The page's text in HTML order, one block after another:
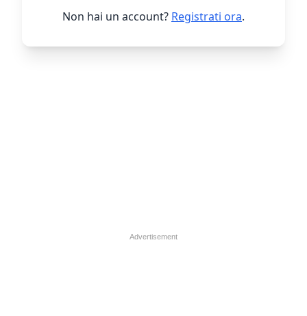
Non hai un account? Registrati ora.